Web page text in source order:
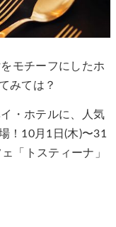
モチーフにしたホ
みては？
・ホテルに、人気
！10月1日(木)〜31
「トスティーナ」